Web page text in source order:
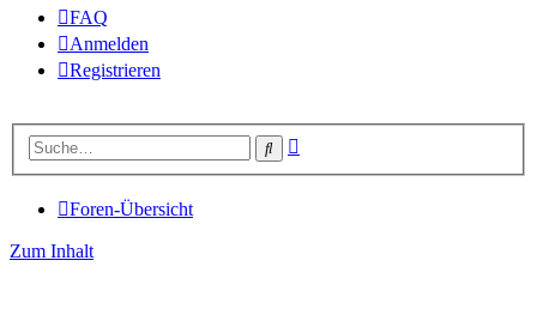
FAQ
Anmelden
Registrieren
Suche
Foren-Übersicht
Zum Inhalt